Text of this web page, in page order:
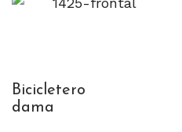
Bicicletero
dama